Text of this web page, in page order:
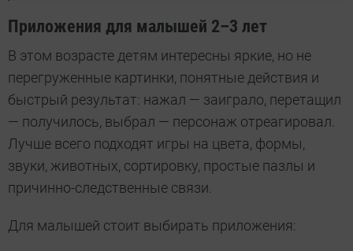
Приложения для малышей 2–3 лет
В этом возрасте детям интересны яркие, но не
перегруженные картинки, понятные действия и
быстрый результат: нажал — заиграло, перетащил
— получилось, выбрал — персонаж отреагировал.
Лучше всего подходят игры на цвета, формы,
звуки, животных, сортировку, простые пазлы и
причинно-следственные связи.
Для малышей стоит выбирать приложения: